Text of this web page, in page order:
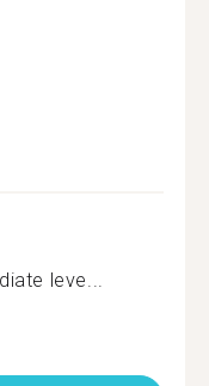
leve...